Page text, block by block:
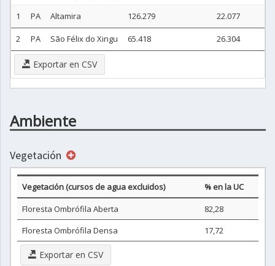
1
PA Altamira 126.279 22.077
2 PA São Félix do Xingu 65.418 26.304
Exportar en CSV
Ambiente
Vegetación
Vegetación (cursos de agua excluidos)
% en la UC
Floresta Ombrófila Aberta
82,28
Floresta Ombrófila Densa
17,72
Exportar en CSV